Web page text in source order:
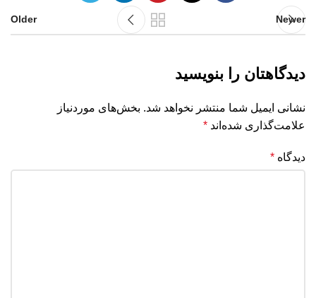
Newer
Older
دیدگاهتان را بنویسید
نشانی ایمیل شما منتشر نخواهد شد. بخش‌های موردنیاز
علامت‌گذاری شده‌اند *
دیدگاه *